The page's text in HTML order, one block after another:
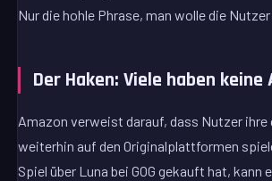
Nur die hohle Phrase, man wolle die
Der Haken: Viele haben
Amazon verweist darauf, dass Nutzer
weiterhin auf den Originalplattformen
Spiel über Luna bei GOG gekauft hat, kann